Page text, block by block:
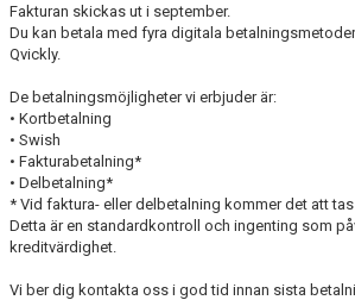
TIDSLINJE
Fakturan skickas ut i september.
Du kan betala med fyra digitala
Qvickly.
De betalningsmöjligheter vi erbjuder är:
• Kortbetalning
• Swish
• Fakturabetalning*
• Delbetalning*
* Vid faktura- eller delbetalning kommer det att
Detta är en standardkontroll och ingenting som
kreditvärdighet.
Vi ber dig kontakta oss i god tid innan sista